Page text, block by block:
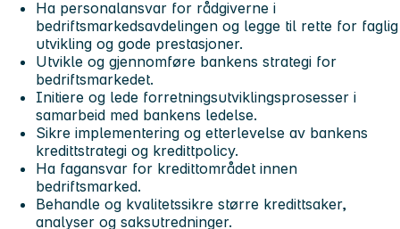
Ha personalansvar for rådgiverne i
bedriftsmarkedsavdelingen og legge til rette for faglig
utvikling og gode prestasjoner.
Utvikle og gjennomføre bankens strategi for
bedriftsmarkedet.
Initiere og lede forretningsutviklingsprosesser i
samarbeid med bankens ledelse.
Sikre implementering og etterlevelse av bankens
kredittstrategi og kredittpolicy.
Ha fagansvar for kredittområdet innen
bedriftsmarked.
Behandle og kvalitetssikre større kredittsaker,
analyser og saksutredninger.